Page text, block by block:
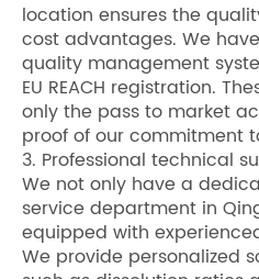
location ensures the
cost advantages. We
quality management
EU REACH registration.
only the pass to market
proof of our commitment
3. Professional technical
We not only have a
service department in
equipped with
We provide personalized